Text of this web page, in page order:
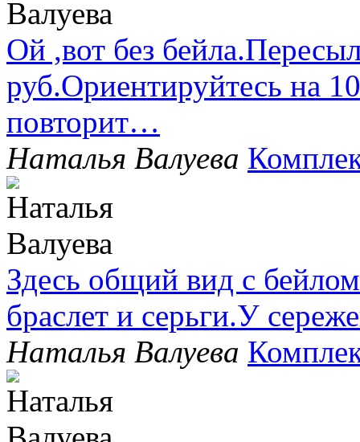
Ой ,вот без
руб.Ориентируйтесь на
повторит…
Наталья Валуева
Здесь общий вид с
браслет и серьги.У
Наталья Валуева